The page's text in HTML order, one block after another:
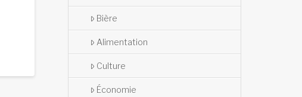
Bière
Alimentation
Culture
Économie